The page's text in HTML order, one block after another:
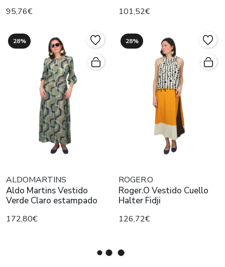
95,76€ 101,52€
28%
ALDOMARTINS
Aldo Martins Vestido
Verde Claro estampado
172,80€
28%
ROGER.O
Roger.O Vestido Cuello
Halter Fidji
126,72€